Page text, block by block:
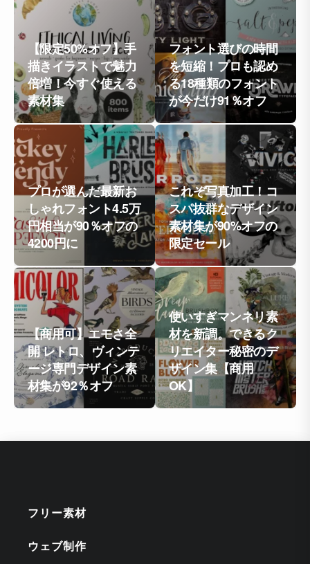
【限定50%オフ】手
描きイラストで魅力
倍増！今すぐ使える
素材集
フォント選びの時間
を短縮！プロも認め
る18種類のフォント
が今だけ91％オフ
プロが選んだ最新お
しゃれフォント4.5万
円相当が90％オフの
4200円に
これぞ写真加工！コ
スパ抜群なデザイン
素材集が90%オフの
限定セール
【商用可】エモさ全
開 レトロ、ヴィンテ
ージ専門デザイン素
材集が92％オフ
使いすぎマンネリ素
材を新調。できるク
リエイター秘密のデ
ザイン集【商用
OK】
フリー素材
ウェブ制作